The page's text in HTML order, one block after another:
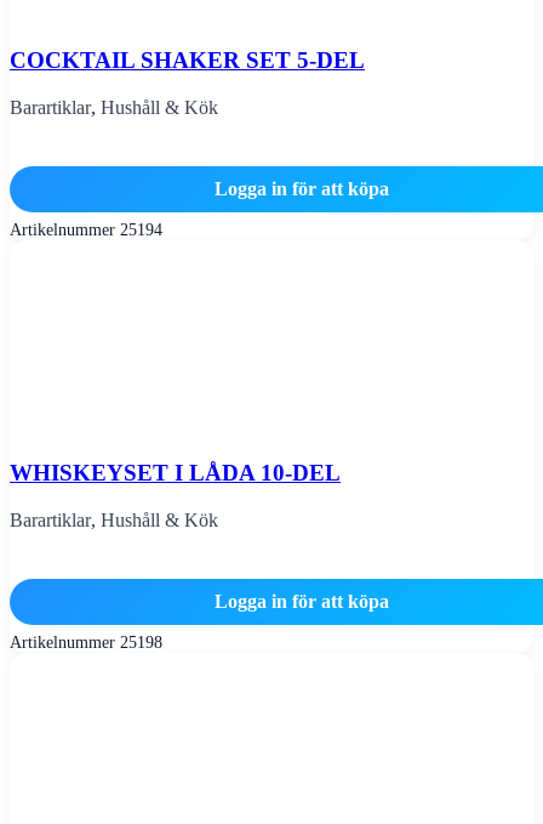
COCKTAIL SHAKER SET 5-DEL
Barartiklar, Hushåll & Kök
Logga in för att köpa
Artikelnummer 25194
WHISKEYSET I LÅDA 10-DEL
Barartiklar, Hushåll & Kök
Logga in för att köpa
Artikelnummer 25198